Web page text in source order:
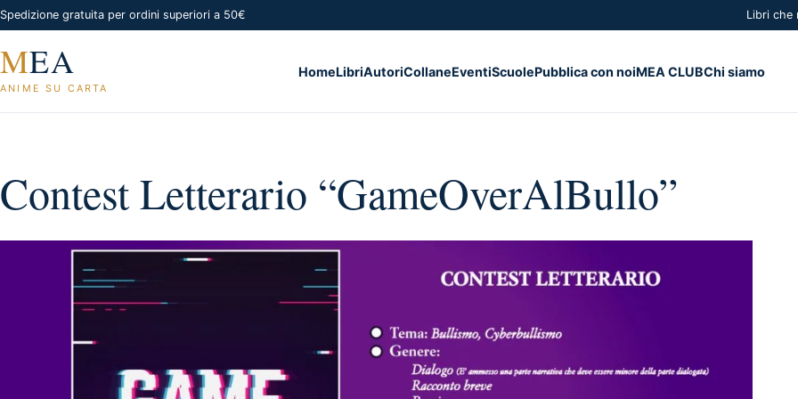
Spedizione gratuita per ordini superiori a 50€ Libri che
MEA
ANIME SU CARTA
HomeLibriAutoriCollaneEventiScuolePubblica con noiMEA CLUBChi siamo
Contest Letterario “GameOverAlBullo”